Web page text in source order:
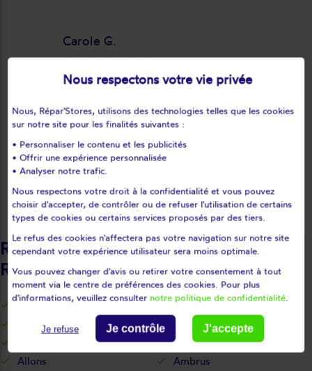
keyboard_arrow_right
Carole G.
star_ratestar_ratestar_ratestar_ratestar_rate
les 2 intervenants. Ils ont dû démontrer
remonter à l'endroit avant de changer
la toile. Le store est maintenant comme
neuf, parfaitement positionné et
fonctionnel. Je recommande vivement
cette entreprise.
Avis déposé le 01/08/2026
Retrouvez nos intervenants
Répar'stores - Lot-et-Garonne
Agen
Agmé
Agnac
Aiguillon
Allemans-du-dropt
Allez-et-cazeneuve
Allons
Ambrus
Nous respectons votre vie privée
Nous, Répar'Stores, utilisons des technologies telles que les cookies
sur notre site pour les finalités suivantes :
• Personnaliser le contenu et les publicités
• Offrir une expérience personnalisée
• Analyser notre trafic.
Nous respectons votre droit à la confidentialité et vous pouvez
choisir d'accepter, de contrôler ou de refuser l'utilisation de certains
types de cookies ou certains services proposés par des tiers.
Le refus des cookies n'affectera pas votre navigation sur notre site
cependant votre expérience utilisateur sera moins optimale.
Vous pouvez changer d'avis ou retirer votre consentement à tout
moment via le centre de préférences des cookies. Pour plus
d'informations, veuillez consulter notre politique de confidentialité.
Je refuse Je contrôle J'accepte